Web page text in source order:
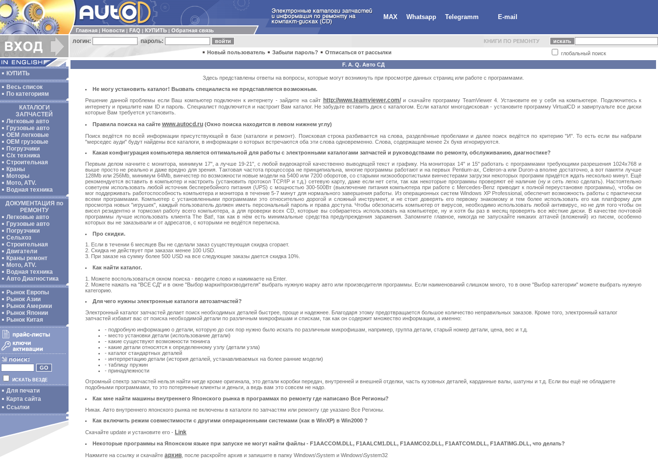
MAX Whatsapp Telegramm E-mail
Главная Новости FAQ КУПИТЬ Обратная связь
логин: пароль: КНИГИ ПО РЕМОНТУ
глобальный поиск
Новый пользователь Забыли пароль? Отписаться от рассылки
КУПИТЬ
Весь список
По категориям
КАТАЛОГИ
ЗАПЧАСТЕЙ
Легковые авто
Грузовые авто
ОЕМ легковые
OEM грузовые
Погрузчики
С/х техника
Строительная
Краны
Моторы
Мото, ATV.
Водная техника
ДОКУМЕНТАЦИЯ по
РЕМОНТУ
Легковые авто
Грузовые авто
Погрузчики
Сельхоз
Строительная
Двигатели
Краны ремонт
Мото, ATV.
Водная техника
Авто Диагностика
Рынок Европы
Рынок Азии
Рынок Америки
Рынок Японии
Рынок Китая
ИСКАТЬ ВЕЗДЕ
Для печати
Карта сайта
Ссылки
F. A. Q. Авто СД
Здесь представлены ответы на вопросы, которые могут возникнуть при просмотре данных страниц или работе с программами.
Не могу установить каталог! Вызвать специалиста не представляется возможным.
Решение данной проблемы если Ваш компьютер подключен к интернету - зайдите на сайт http://www.teamviewer.com/и скачайте программу TeamViewer 4. Установите ее у себя на компьютере. Подключитесь к
интернету и пришлите нам ID и пароль. Специалист подключится и настроит Вам каталог. Не забудьте вставить диск с каталогом. Если каталог многодисковая - установите программу VirtualCD и завиртуальте все диски
которые Вам требуется установить.
Правила поиска на сайте www.autocd.ru(Окно поиска находится в левом нижнем углу)
Поиск ведётся по всей информации присутствующей в базе (каталоги и ремонт). Поисковая строка разбивается на слова, разделённые пробелами и далее поиск ведётся по критерию "И". То есть если вы набрали
"мерседес ауди" будут найдены все каталоги, в информации о которых встречаются оба эти слова одновременно. Слова, содержащие менее 2х букв игнорируются.
Какая конфигурация компьютера является оптимальной для работы с электронными каталогами запчастей и руководствами по ремонту, обслуживанию, диагностике?
Первым делом начните с монитора, минимум 17", а лучше 19-21", с любой видеокартой качественно выводящей текст и графику. На мониторах 14" и 15" работать с программами требующими разрешения 1024x768 и
выше просто не реально и даже вредно для зрения. Тактовая частота процессора не принципиальна, многие программы работают и на первых Pentium-ах, Celeron-а или Duron-а вполне достаточно, а вот памяти лучше
128Mb или 256Mb, минимум 64Mb, винчестер по возможности новые модели на 5400 или 7200 оборотов, со старыми низкооборотистыми винчестерами загрузки некоторых программ придётся ждать несколько минут. Ещё
рекомендуется вставить в компьютер и настроить (установить протокол TCP/IP и т.д.) сетевую карту, даже если нет сети, так как некоторые программы проверяют её наличие (ну и сеть легко сделать). Настоятельно
советуем использовать любой источник бесперебойного питания (UPS) с мощностью 300-500Вт (выключение питания компьютера при работе с Mercedes-Benz приводит к полной переустановке программы), чтобы он
мог поддерживать работоспособность компьютера и монитора в течение 5-7 минут для нормального завершения работы. Из операционных систем Windows XP Professional, обеспечит возможность работы с практически
всеми программами. Компьютер с установленными программами это относительно дорогой и сложный инструмент, и не стоит доверять его первому знакомому и тем более использовать его как платформу для
просмотра новых "игрушек", каждый пользователь должен иметь персональный пароль и права доступа. Чтобы обезопасить компьютер от вирусов, необходимо использовать любой антивирус, но не для того чтобы он
висел резидентно и тормозил работу всего компьютера, а для проверки всех CD, которые вы собираетесь использовать на компьютере, ну и хотя бы раз в месяц проверять все жёсткие диски. В качестве почтовой
программы лучше использовать клиента The Bat!, так как в нём есть минимальные средства предупреждения заражения. Запомните главное, никогда не запускайте никаких аттачей (вложений) из писем, особенно
которых вы не заказывали и от адресатов, с которыми не ведётся переписка.
Про скидки.
1. Если в течении 6 месяцев Вы не сделали заказ существующая скидка сгорает.
2. Скидка не действует при заказах менее 100 USD.
3. При заказе на сумму более 500 USD на все следующие заказы дается скидка 10%.
Как найти каталог.
1. Можете воспользоваться окном поиска - вводите слово и нажимаете на Enter.
2. Можете нажать на "ВСЕ СД" и в окне "Выбор марки/производителя" выбрать нужную марку авто или производителя программы. Если наименований слишком много, то в окне "Выбор категории" можете выбрать нужную
категорию.
Для чего нужны электронные каталоги автозапчастей?
Электронный каталог запчастей делает поиск необходимых деталей быстрее, проще и надежнее. Благодаря этому предотвращается большое количество неправильных заказов. Кроме того, электронный каталог
запчастей избавит вас от поиска необходимой детали по различным микрофишам и спискам, так как он содержит множество информации, а именно:
- подробную информацию о детали, которую до сих пор нужно было искать по различным микрофишам, например, группа детали, старый номер детали, цена, вес и т.д.
- место установки детали (использование детали)
- какие существуют возможности тюнинга
- какие детали относятся к определенному узлу (детали узла)
- каталог стандартных деталей
- интерпретацию детали (история деталей, устанавливаемых на более ранние модели)
- таблицу пружин
- принадлежности
Огромный спектр запчастей нельзя найти нигде кроме оригинала, это детали коробки передач, внутренней и внешней отделки, часть кузовных деталей, карданные валы, шатуны и т.д. Если вы ещё не обладаете
подобными программами, то это потерянные клиенты и деньги, а ведь вам это совсем не надо.
Как мне найти машины внутреннего Японского рынка в программах по ремонту где написано Все Регионы?
Никак. Авто внутреннего японского рынка не включены в каталоги по запчастям или ремонту где указано Все Регионы.
Как включить режим совместимости с другими операционными системами (как в WinXP) в Win2000 ?
Скачайте update и установите его - Link
Некоторые программы на Японском языке при запуске не могут найти файлы - F1AACCOM.DLL, F1AALCM1.DLL, F1AAMCO2.DLL, F1AATCOM.DLL, F1AATIMG.DLL, что делать?
Нажмите на ссылку и скачайте архив , после раскройте архив и запишите в папку Windows\System и Windows\System32